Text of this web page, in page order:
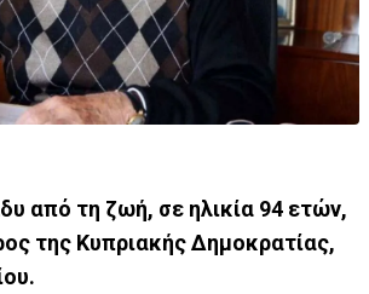
από τη ζωή, σε ηλικία 94 ετών,
της Κυπριακής Δημοκρατίας,